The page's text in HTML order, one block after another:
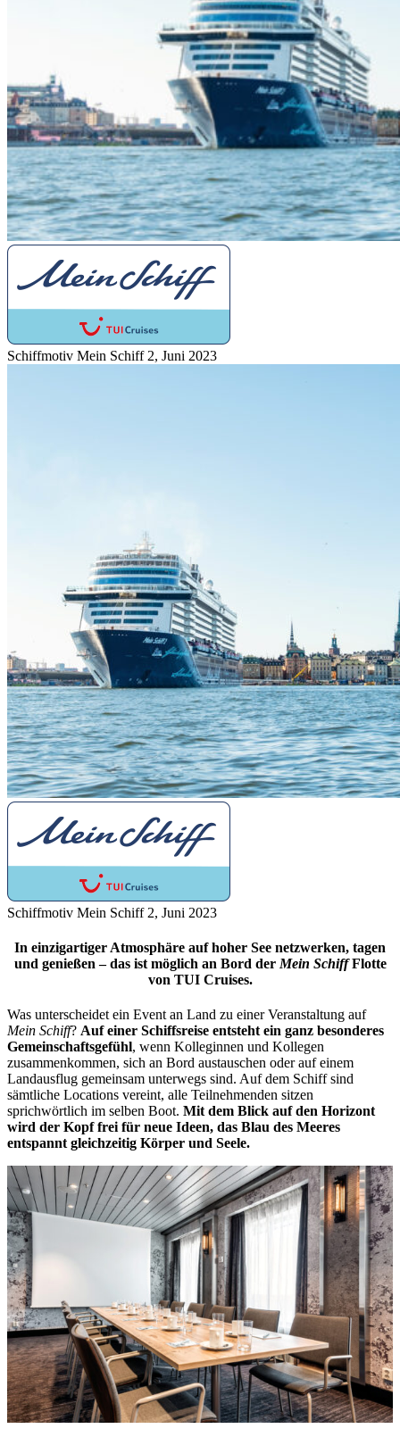
Schiffmotiv Mein Schiff 2, Juni 2023
Schiffmotiv Mein Schiff 2, Juni 2023
In einzigartiger Atmosphäre auf hoher See netzwerken, tagen
und genießen – das ist möglich an Bord der Mein SchiffFlotte
von TUI Cruises.
Was unterscheidet ein Event an Land zu einer Veranstaltung auf
Mein Schiff? Auf einer Schiffsreise entsteht ein ganz besonderes
Gemeinschaftsgefühl, wenn Kolleginnen und Kollegen
zusammenkommen, sich an Bord austauschen oder auf einem
Landausflug gemeinsam unterwegs sind. Auf dem Schiff sind
sämtliche Locations vereint, alle Teilnehmenden sitzen
sprichwörtlich im selben Boot. Mit dem Blick auf den Horizont
wird der Kopf frei für neue Ideen, das Blau des Meeres
entspannt gleichzeitig Körper und Seele.